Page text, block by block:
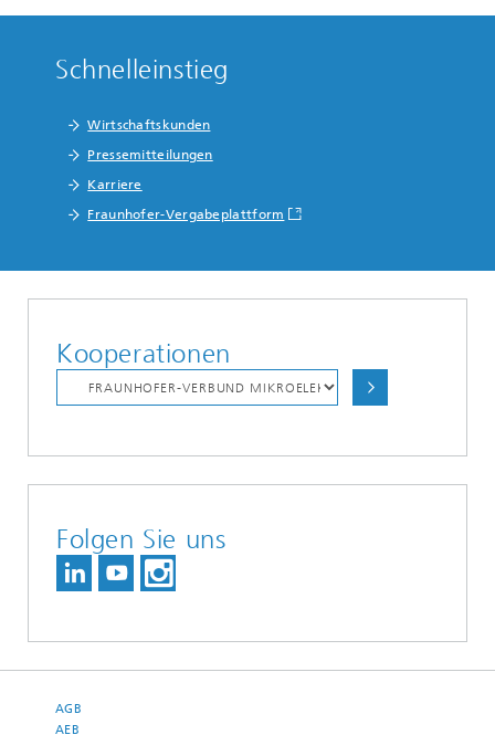
Schnelleinstieg
Wirtschaftskunden
Pressemitteilungen
Karriere
Fraunhofer-Vergabeplattform
Kooperationen
Folgen Sie uns
AGB
AEB